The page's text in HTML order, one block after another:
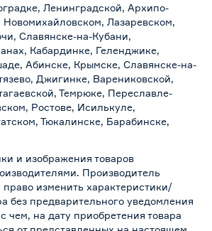
Ленинградской, Архипо-
Лазаревском,
Славянске-на-Кубани,
Кабардинке, Геленджике,
Абинске, Крымске, Славянске-на-
Джигинке, Варениковской,
Темрюке, Переславле-
Ростове, Исилькуле,
Тюкалинске, Барабинске,
и изображения товаров
Производитель
право изменить характеристики/
без предварительного уведомления
чем, на дату приобретения товара